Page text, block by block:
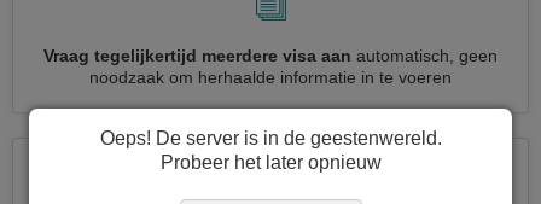
Vraag tegelijkertijd meerdere visa aan automatisch, geen
noodzaak om herhaalde informatie in te voeren
Oeps! De server is in de geestenwereld.
Probeer het later opnieuw